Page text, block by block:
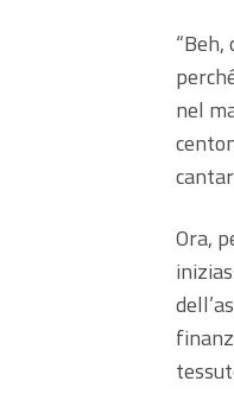
“Beh,
nel
Ora,